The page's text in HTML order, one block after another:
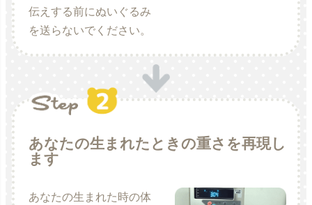
伝えする前にぬいぐるみ
を送らないでください。
あなたの生まれたときの重さを再現し
ます
あなたの生まれた時の体